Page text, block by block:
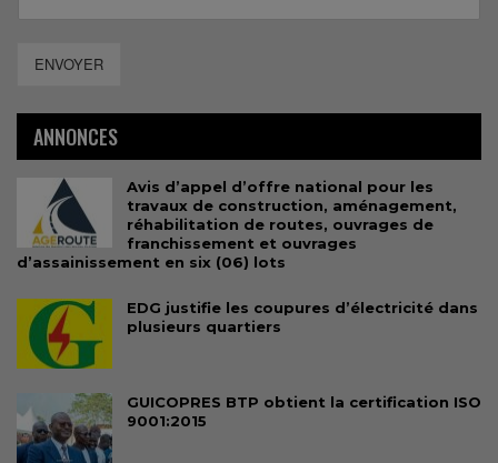
ENVOYER
ANNONCES
Avis d’appel d’offre national pour les
travaux de construction, aménagement,
réhabilitation de routes, ouvrages de
franchissement et ouvrages
d’assainissement en six (06) lots
EDG justifie les coupures d’électricité dans
plusieurs quartiers
GUICOPRES BTP obtient la certification ISO
9001:2015